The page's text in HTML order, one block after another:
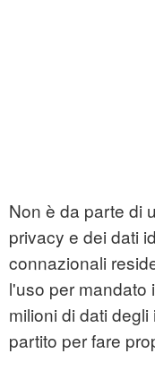
Non è da parte di
privacy e dei dati
connazionali
l'uso per mandato
milioni di dati
partito per fare